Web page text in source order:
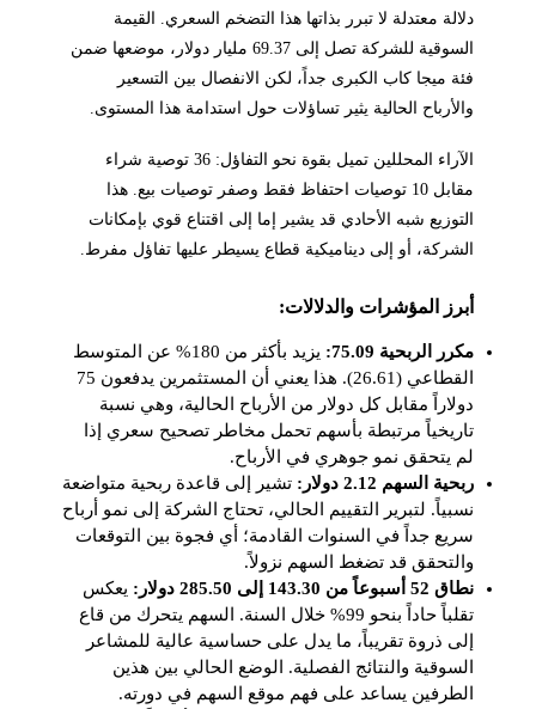
دلالة معتدلة لا تبرر بذاتها هذا التضخم السعري. القيمة
السوقية للشركة تصل إلى 69.37 مليار دولار، موضعها ضمن
فئة ميجا كاب الكبرى جداً، لكن الانفصال بين التسعير
والأرباح الحالية يثير تساؤلات حول استدامة هذا المستوى.
الآراء المحللين تميل بقوة نحو التفاؤل: 36 توصية شراء
مقابل 10 توصيات احتفاظ فقط وصفر توصيات بيع. هذا
التوزيع شبه الأحادي قد يشير إما إلى اقتناع قوي بإمكانات
الشركة، أو إلى ديناميكية قطاع يسيطر عليها تفاؤل مفرط.
أبرز المؤشرات والدلالات:
مكرر الربحية 75.09:
يزيد بأكثر من 180% عن المتوسط
القطاعي (26.61). هذا يعني أن المستثمرين يدفعون 75
دولاراً مقابل كل دولار من الأرباح الحالية، وهي نسبة
تاريخياً مرتبطة بأسهم تحمل مخاطر تصحيح سعري إذا
لم يتحقق نمو جوهري في الأرباح.
ربحية السهم 2.12 دولار:
تشير إلى قاعدة ربحية متواضعة
نسبياً. لتبرير التقييم الحالي، تحتاج الشركة إلى نمو أرباح
سريع جداً في السنوات القادمة؛ أي فجوة بين التوقعات
والتحقق قد تضغط السهم نزولاً.
نطاق 52 أسبوعاً من 143.30 إلى 285.50 دولار:
يعكس
تقلباً حاداً بنحو 99% خلال السنة. السهم يتحرك من قاع
إلى ذروة تقريباً، ما يدل على حساسية عالية للمشاعر
السوقية والنتائج الفصلية. الوضع الحالي بين هذين
الطرفين يساعد على فهم موقع السهم في دورته.